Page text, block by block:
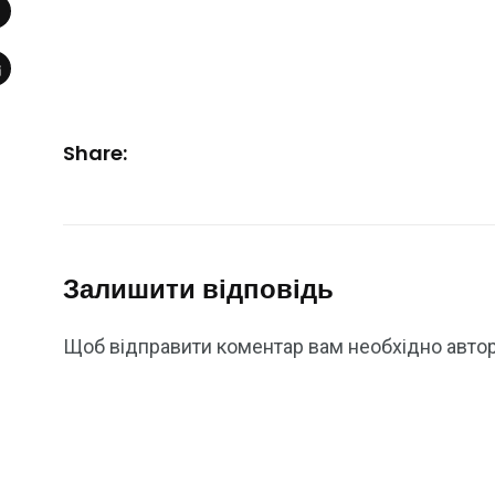
Share:
Залишити відповідь
Щоб відправити коментар вам необхідно